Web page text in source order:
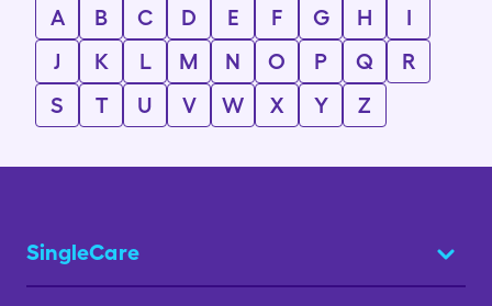
A B C D E F G H
I
J
K L M N O P Q
R
S
T U V W X Y Z
SingleCare